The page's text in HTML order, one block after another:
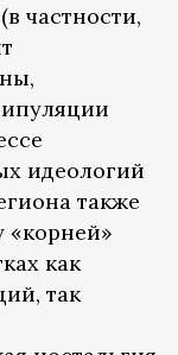
частности,
идеологий
также
«корней»
как
так